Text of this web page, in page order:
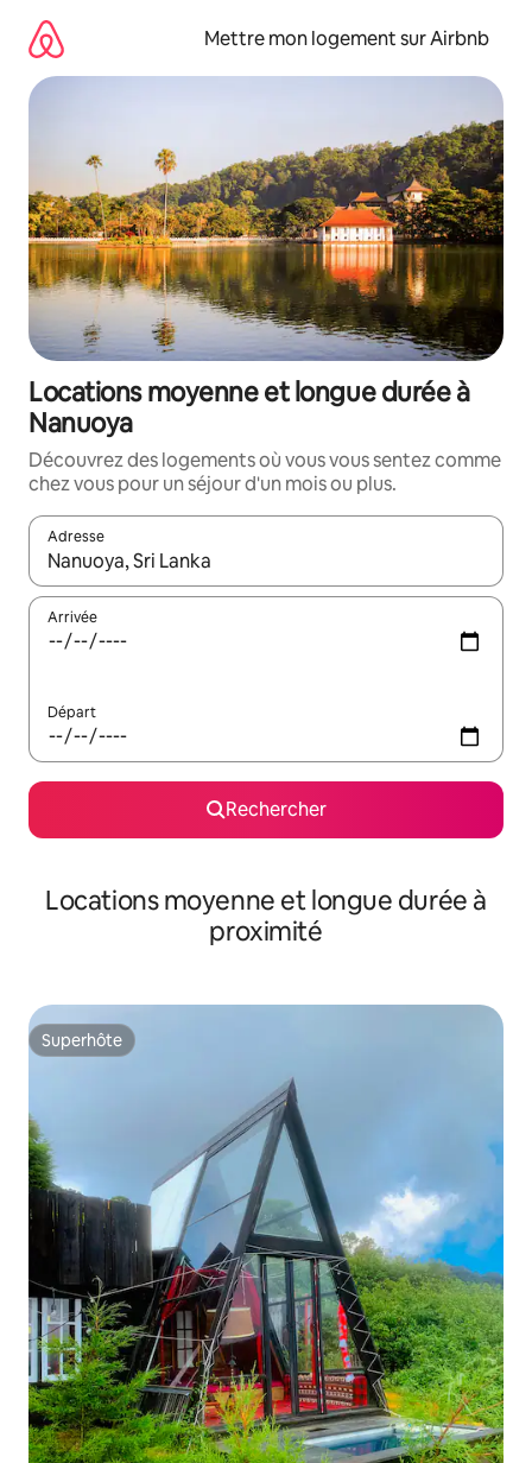
directement
contenu
Mettre mon logement sur Airbnb
Locations moyenne et longue durée à
Nanuoya
Découvrez des logements où vous vous sentez comme
chez vous pour un séjour d'un mois ou plus.
Adresse
Lorsque les résultats s'affichent, utilisez les flèches vers le
Arrivée
Départ
Rechercher
Locations moyenne et longue durée à
proximité
Superhôte
Superhôte